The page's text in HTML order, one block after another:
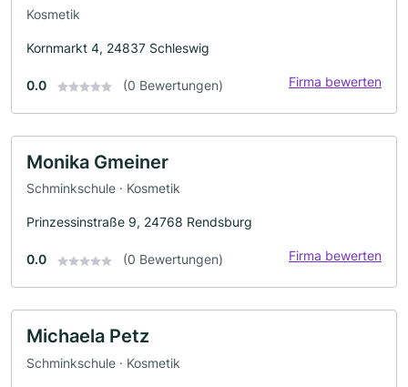
Kosmetik
Kornmarkt 4, 24837 Schleswig
0.0 (0 Bewertungen) Firma bewerten
Monika Gmeiner
Schminkschule · Kosmetik
Prinzessinstraße 9, 24768 Rendsburg
0.0 (0 Bewertungen) Firma bewerten
Michaela Petz
Schminkschule · Kosmetik